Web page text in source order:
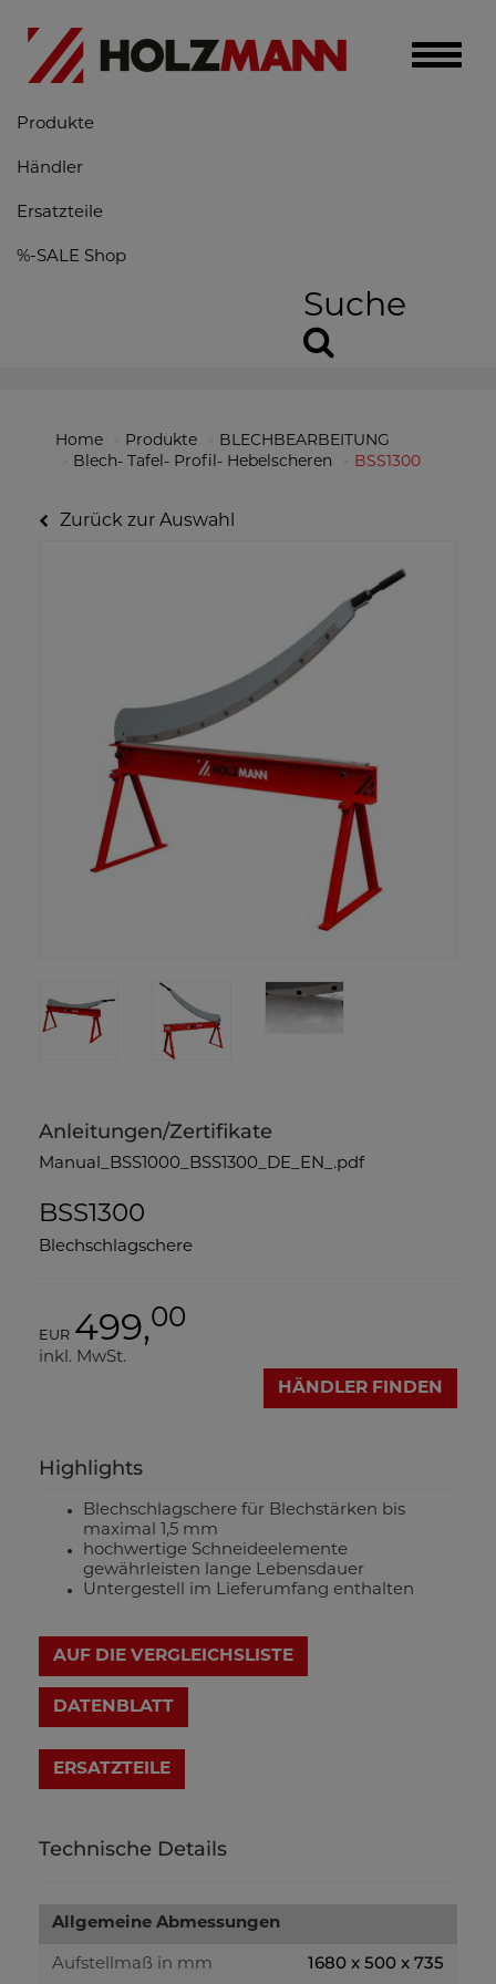
Toggle
Produkte
Händler
Ersatzteile
%-SALE Shop
Suche
Home Produkte
BLECHBEARBEITUNG
Blech- Tafel- Profil- Hebelscheren
BSS1300
Zurück zur Auswahl
Anleitungen/Zertifikate
Manual_BSS1000_BSS1300_DE_EN_.pdf
BSS1300
Blechschlagschere
EUR 499,00
inkl. MwSt.
HÄNDLER FINDEN
Highlights
Blechschlagschere für Blechstärken bis
maximal 1,5 mm
hochwertige Schneideelemente
gewährleisten lange Lebensdauer
Untergestell im Lieferumfang enthalten
AUF DIE VERGLEICHSLISTE
DATENBLATT
Technische Details
Allgemeine Abmessungen
Aufstellmaß in mm 1680 x 500 x 735